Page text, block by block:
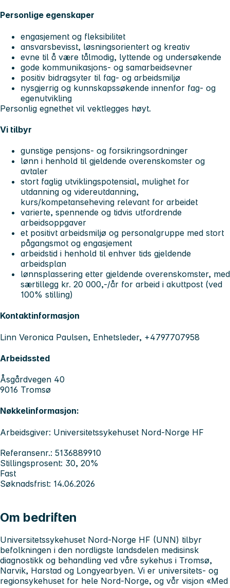
Personlige egenskaper
engasjement og fleksibilitet
ansvarsbevisst, løsningsorientert og kreativ
evne til å være tålmodig, lyttende og undersøkende
gode kommunikasjons- og samarbeidsevner
positiv bidragsyter til fag- og arbeidsmiljø
nysgjerrig og kunnskapssøkende innenfor fag- og
egenutvikling
Personlig egnethet vil vektlegges høyt.
Vi tilbyr
gunstige pensjons- og forsikringsordninger
lønn i henhold til gjeldende overenskomster og
avtaler
stort faglig utviklingspotensial, mulighet for
utdanning og videreutdanning,
kurs/kompetanseheving relevant for arbeidet
varierte, spennende og tidvis utfordrende
arbeidsoppgaver
et positivt arbeidsmiljø og personalgruppe med stort
pågangsmot og engasjement
arbeidstid i henhold til enhver tids gjeldende
arbeidsplan
lønnsplassering etter gjeldende overenskomster, med
særtillegg kr. 20 000,-/år for arbeid i akuttpost (ved
100% stilling)
Kontaktinformasjon
Linn Veronica Paulsen, Enhetsleder, +4797707958
Arbeidssted
Åsgårdvegen 40
9016 Tromsø
Nøkkelinformasjon:
Arbeidsgiver: Universitetssykehuset Nord-Norge HF
Referansenr.: 5136889910
Stillingsprosent: 30, 20%
Fast
Søknadsfrist: 14.06.2026
Om bedriften
Universitetssykehuset Nord-Norge HF (UNN) tilbyr
befolkningen i den nordligste landsdelen medisinsk
diagnostikk og behandling ved våre sykehus i Tromsø,
Narvik, Harstad og Longyearbyen. Vi er universitets- og
regionsykehuset for hele Nord-Norge, og vår visjon «Med